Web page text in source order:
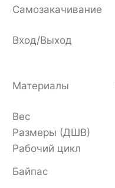
Самозакачивание
Вход/Выход
Материалы
Вес
Размеры (ДШВ)
Рабочий цикл
Байпас